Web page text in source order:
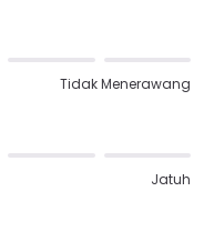
Tidak Menerawang
Jatuh